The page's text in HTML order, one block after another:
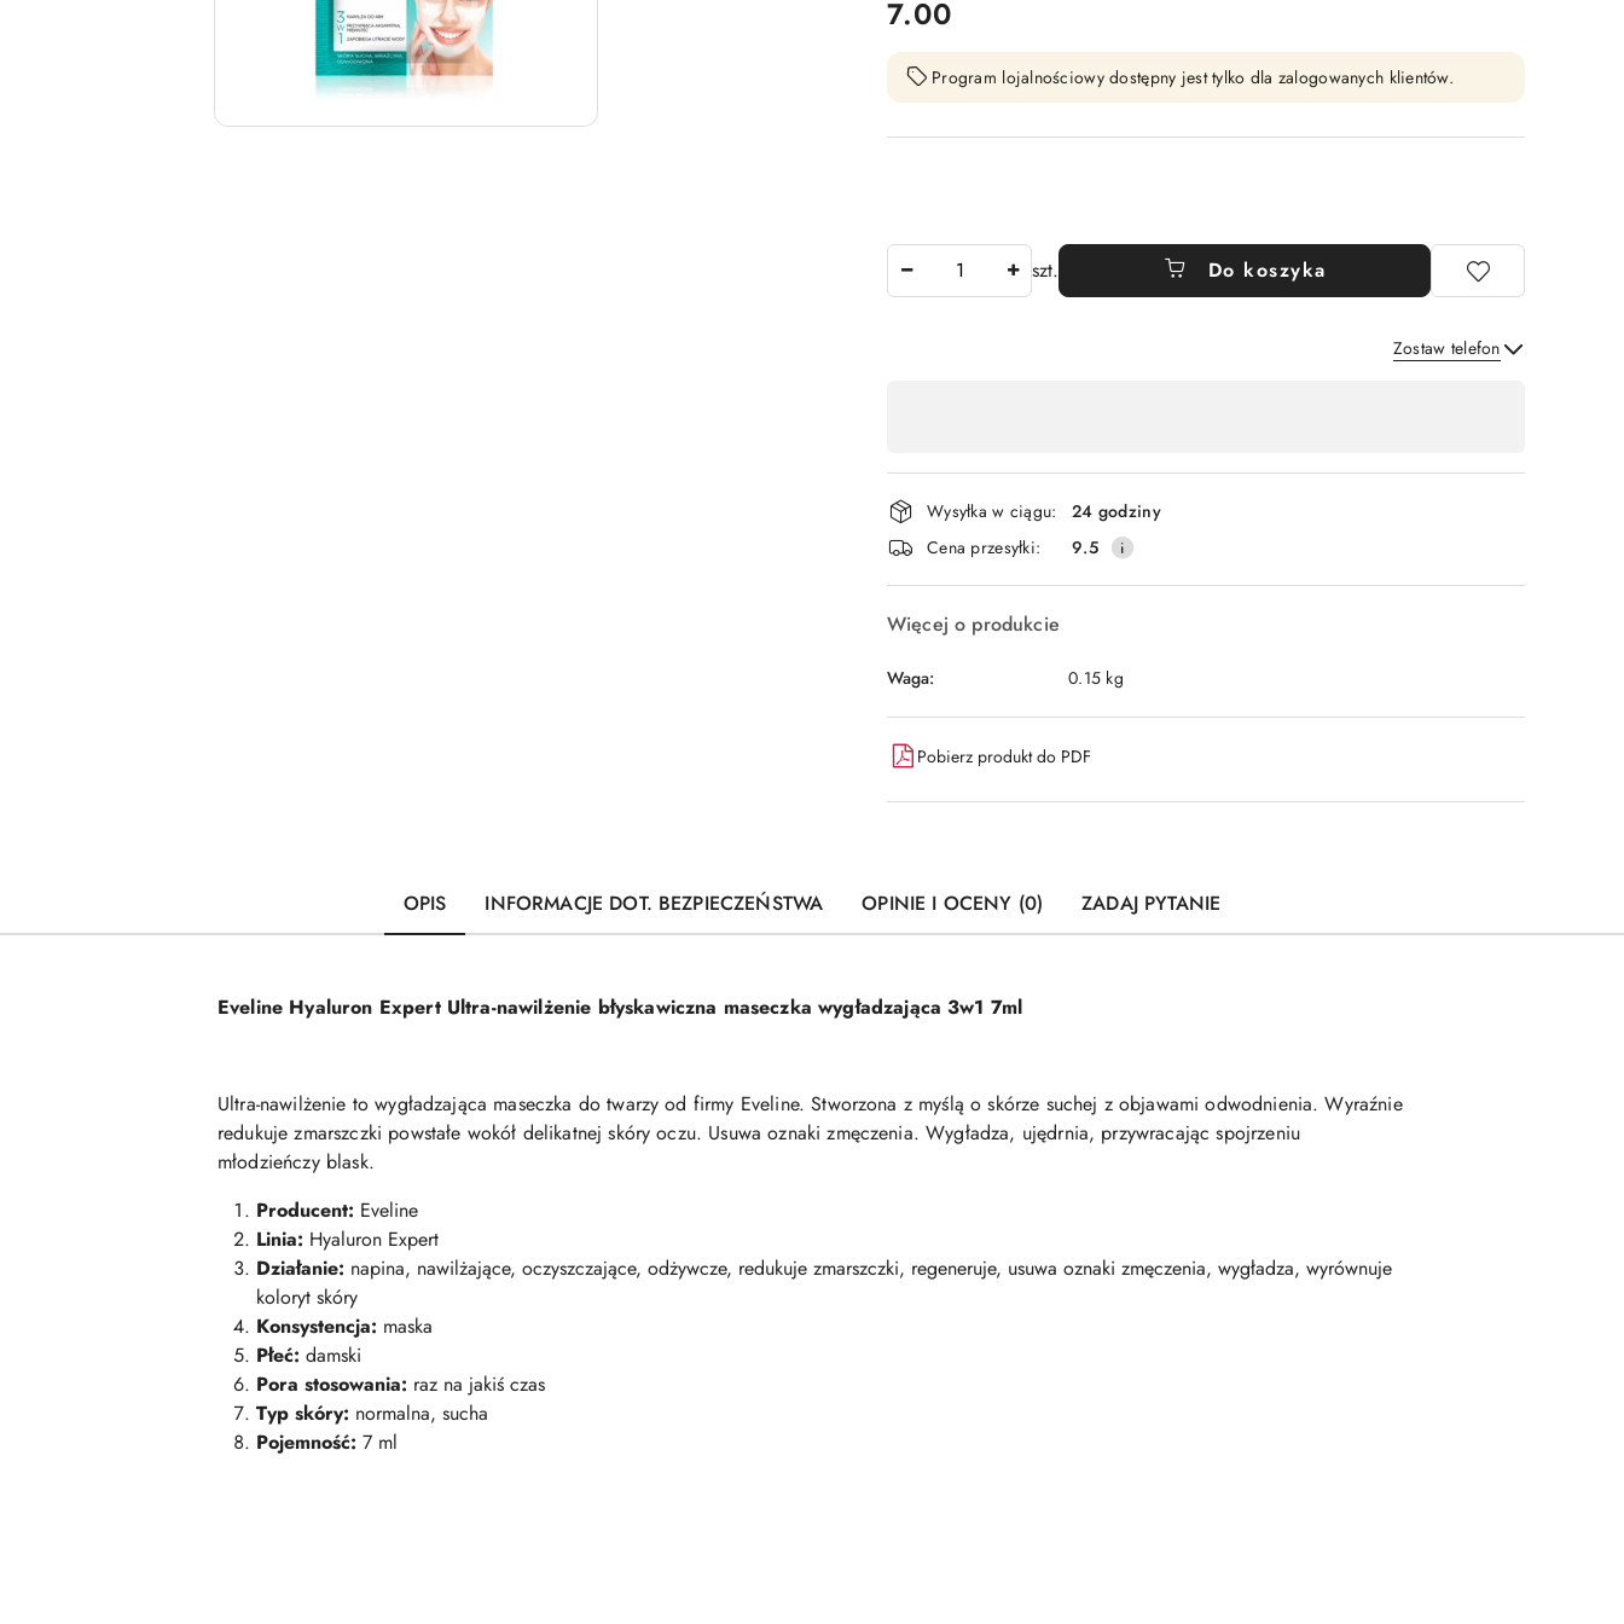
cena:
7.00
Program lojalnościowy dostępny jest tylko dla zalogowanych klientów.
szt. Do koszyka
Zostaw telefon
płatność
i
dostawa
Wysyłka w ciągu:
24 godziny
Cena przesyłki:
9.5
Więcej o produkcie
Waga: 0.15 kg
Pobierz produkt do PDF
OPIS INFORMACJE DOT. BEZPIECZEŃSTWA OPINIE I OCENY (0) ZADAJ PYTANIE
Eveline Hyaluron Expert Ultra-nawilżenie błyskawiczna maseczka wygładzająca 3w1 7ml
Ultra-nawilżenie to wygładzająca maseczka do twarzy od firmy Eveline. Stworzona z myślą o skórze suchej z objawami odwodnienia. Wyraźnie
redukuje zmarszczki powstałe wokół delikatnej skóry oczu. Usuwa oznaki zmęczenia. Wygładza, ujędrnia, przywracając spojrzeniu
młodzieńczy blask.
Producent: Eveline
Linia: Hyaluron Expert
Działanie: napina, nawilżające, oczyszczające, odżywcze, redukuje zmarszczki, regeneruje, usuwa oznaki zmęczenia, wygładza, wyrównuje
koloryt skóry
Konsystencja: maska
Płeć: damski
Pora stosowania: raz na jakiś czas
Typ skóry: normalna, sucha
Pojemność: 7 ml